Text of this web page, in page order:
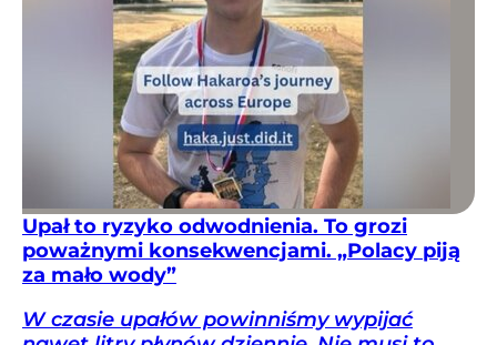
Upał to ryzyko odwodnienia. To grozi
poważnymi konsekwencjami. „Polacy piją
za mało wody”
W czasie upałów powinniśmy wypijać